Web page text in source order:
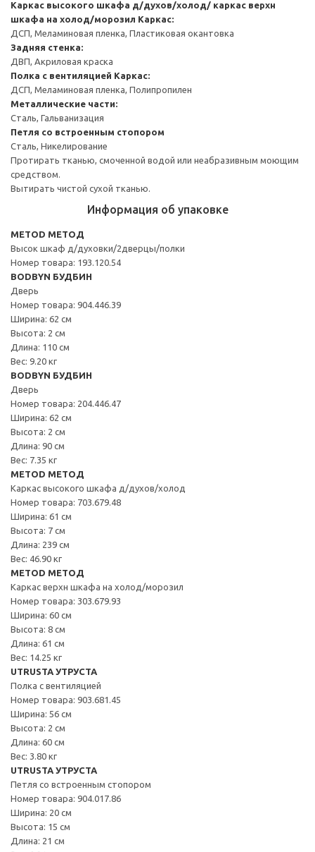
Каркас высокого шкафа д/духов/холод/ каркас верхн
шкафа на холод/морозил Каркас:
ДСП, Меламиновая пленка, Пластиковая окантовка
Задняя стенка:
ДВП, Акриловая краска
Полка с вентиляцией Каркас:
ДСП, Меламиновая пленка, Полипропилен
Металлические части:
Сталь, Гальванизация
Петля со встроенным стопором
Сталь, Никелирование
Протирать тканью, смоченной водой или неабразивным моющим
средством.
Вытирать чистой сухой тканью.
Информация об упаковке
METOD МЕТОД
Высок шкаф д/духовки/2дверцы/полки
Номер товара: 193.120.54
BODBYN БУДБИН
Дверь
Номер товара: 904.446.39
Ширина: 62 см
Высота: 2 см
Длина: 110 см
Вес: 9.20 кг
BODBYN БУДБИН
Дверь
Номер товара: 204.446.47
Ширина: 62 см
Высота: 2 см
Длина: 90 см
Вес: 7.35 кг
METOD МЕТОД
Каркас высокого шкафа д/духов/холод
Номер товара: 703.679.48
Ширина: 61 см
Высота: 7 см
Длина: 239 см
Вес: 46.90 кг
METOD МЕТОД
Каркас верхн шкафа на холод/морозил
Номер товара: 303.679.93
Ширина: 60 см
Высота: 8 см
Длина: 61 см
Вес: 14.25 кг
UTRUSTA УТРУСТА
Полка с вентиляцией
Номер товара: 903.681.45
Ширина: 56 см
Высота: 2 см
Длина: 60 см
Вес: 3.80 кг
UTRUSTA УТРУСТА
Петля со встроенным стопором
Номер товара: 904.017.86
Ширина: 20 см
Высота: 15 см
Длина: 21 см